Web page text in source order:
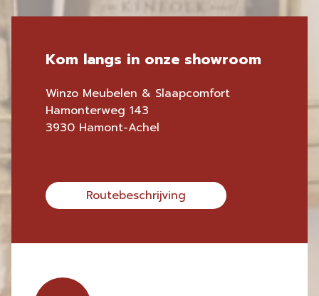
Kom langs in onze showroom
Winzo Meubelen & Slaapcomfort
Hamonterweg 143
3930 Hamont-Achel
Routebeschrijving